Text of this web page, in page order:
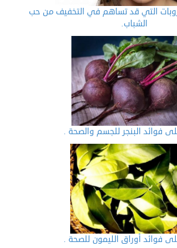
التي قد تساهم في التخفيف من حب
الشباب.
فوائد البنجر للجسم والصحة .
فوائد أوراق الليمون للصحة .